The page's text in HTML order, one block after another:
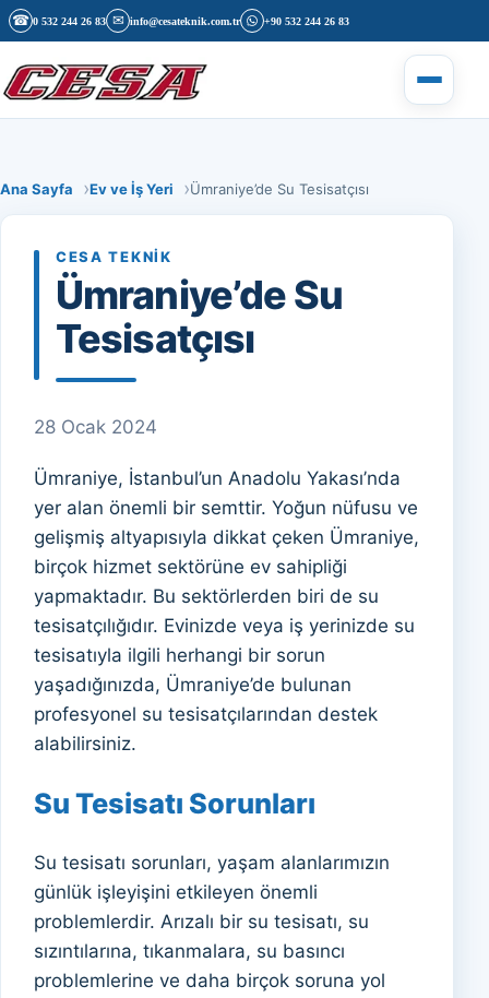
İçeriğe geç
☎ 0 532 244 26 83 ✉ info@cesateknik.com.tr +90 532 244 26 83
Ana Sayfa Ev ve İş Yeri Ümraniye’de Su Tesisatçısı
CESA TEKNIK
Ümraniye’de Su
Tesisatçısı
28 Ocak 2024
Ümraniye, İstanbul’un Anadolu Yakası’nda
yer alan önemli bir semttir. Yoğun nüfusu ve
gelişmiş altyapısıyla dikkat çeken Ümraniye,
birçok hizmet sektörüne ev sahipliği
yapmaktadır. Bu sektörlerden biri de su
tesisatçılığıdır. Evinizde veya iş yerinizde su
tesisatıyla ilgili herhangi bir sorun
yaşadığınızda, Ümraniye’de bulunan
profesyonel su tesisatçılarından destek
alabilirsiniz.
Su Tesisatı Sorunları
Su tesisatı sorunları, yaşam alanlarımızın
günlük işleyişini etkileyen önemli
problemlerdir. Arızalı bir su tesisatı, su
sızıntılarına, tıkanmalara, su basıncı
problemlerine ve daha birçok soruna yol